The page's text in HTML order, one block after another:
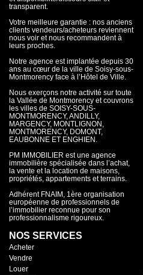
transparent.
Votre meilleure garantie : nos anciens
clients vendeurs/acheteurs reviennent
nous voir et nous recommandent à
leurs proches.
Notre agence est implantée depuis 30
ans au cœur de la ville de Soisy-sous-
Montmorency face à l’Hôtel de Ville.
Nous exerçons notre activité sur toute
la Vallée de Montmorency et couvrons
les villes de SOISY-SOUS-
MONTMORENCY, ANDILLY,
MARGENCY, MONTLIGNON,
MONTMORENCY, DOMONT,
EAUBONNE ET ENGHIEN.
PM IMMOBILIER est une agence
immobilière spécialisée dans l’achat,
la vente et la location de maisons,
propriétés, appartements et terrains.
Adhérent FNAIM, 1ère organisation
européenne de professionnels de
l’immobilier reconnue pour son
professionnalisme rigoureux.
NOS SERVICES
Acheter
Vendre
Louer